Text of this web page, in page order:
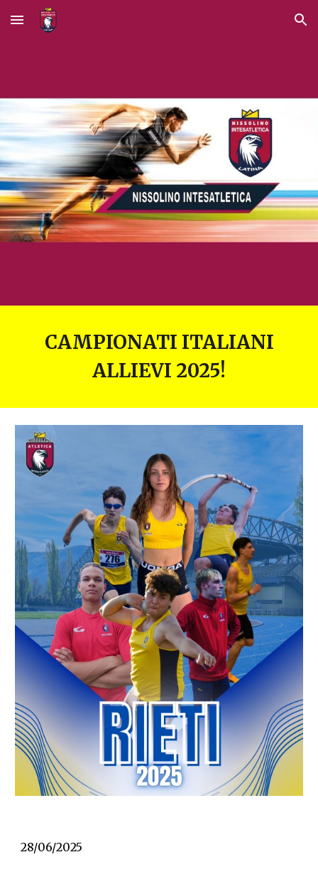
Skip to main content Skip to navigation
CAMPIONATI ITALIANI
ALLIEVI 2025!
28/06/2025